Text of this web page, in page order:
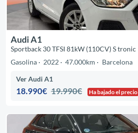
Audi A1
Sportback 30 TFSI 81kW (110CV) S tronic
Gasolina
2022 47.000km Barcelona
Ver Audi A1
18.990€ 19.990€ Ha bajado el precio